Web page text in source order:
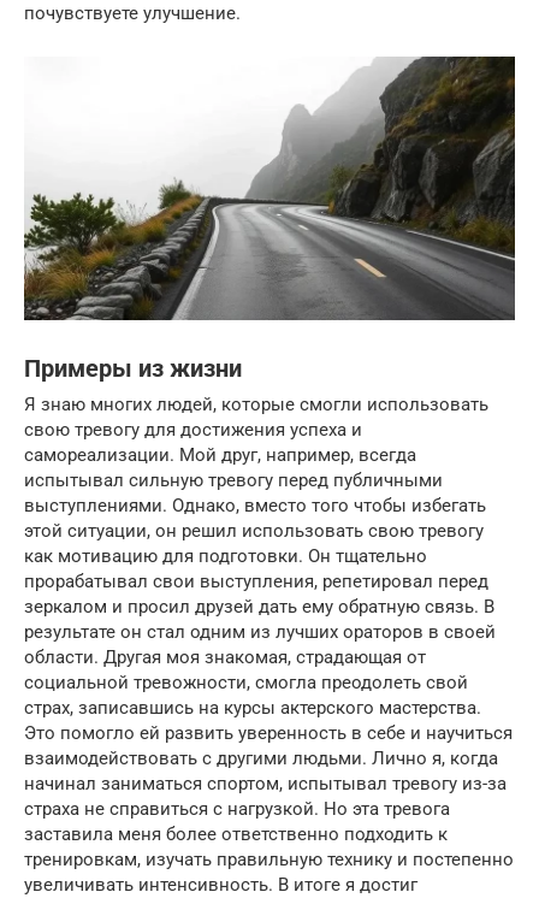
почувствуете улучшение.
Примеры из жизни
Я знаю многих людей, которые смогли использовать
свою тревогу для достижения успеха и
самореализации. Мой друг, например, всегда
испытывал сильную тревогу перед публичными
выступлениями. Однако, вместо того чтобы избегать
этой ситуации, он решил использовать свою тревогу
как мотивацию для подготовки. Он тщательно
прорабатывал свои выступления, репетировал перед
зеркалом и просил друзей дать ему обратную связь. В
результате он стал одним из лучших ораторов в своей
области. Другая моя знакомая, страдающая от
социальной тревожности, смогла преодолеть свой
страх, записавшись на курсы актерского мастерства.
Это помогло ей развить уверенность в себе и научиться
взаимодействовать с другими людьми. Лично я, когда
начинал заниматься спортом, испытывал тревогу из-за
страха не справиться с нагрузкой. Но эта тревога
заставила меня более ответственно подходить к
тренировкам, изучать правильную технику и постепенно
увеличивать интенсивность. В итоге я достиг